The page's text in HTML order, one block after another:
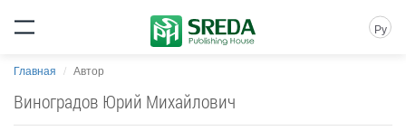
Ру
Главная Автор
Виноградов Юрий Михайлович